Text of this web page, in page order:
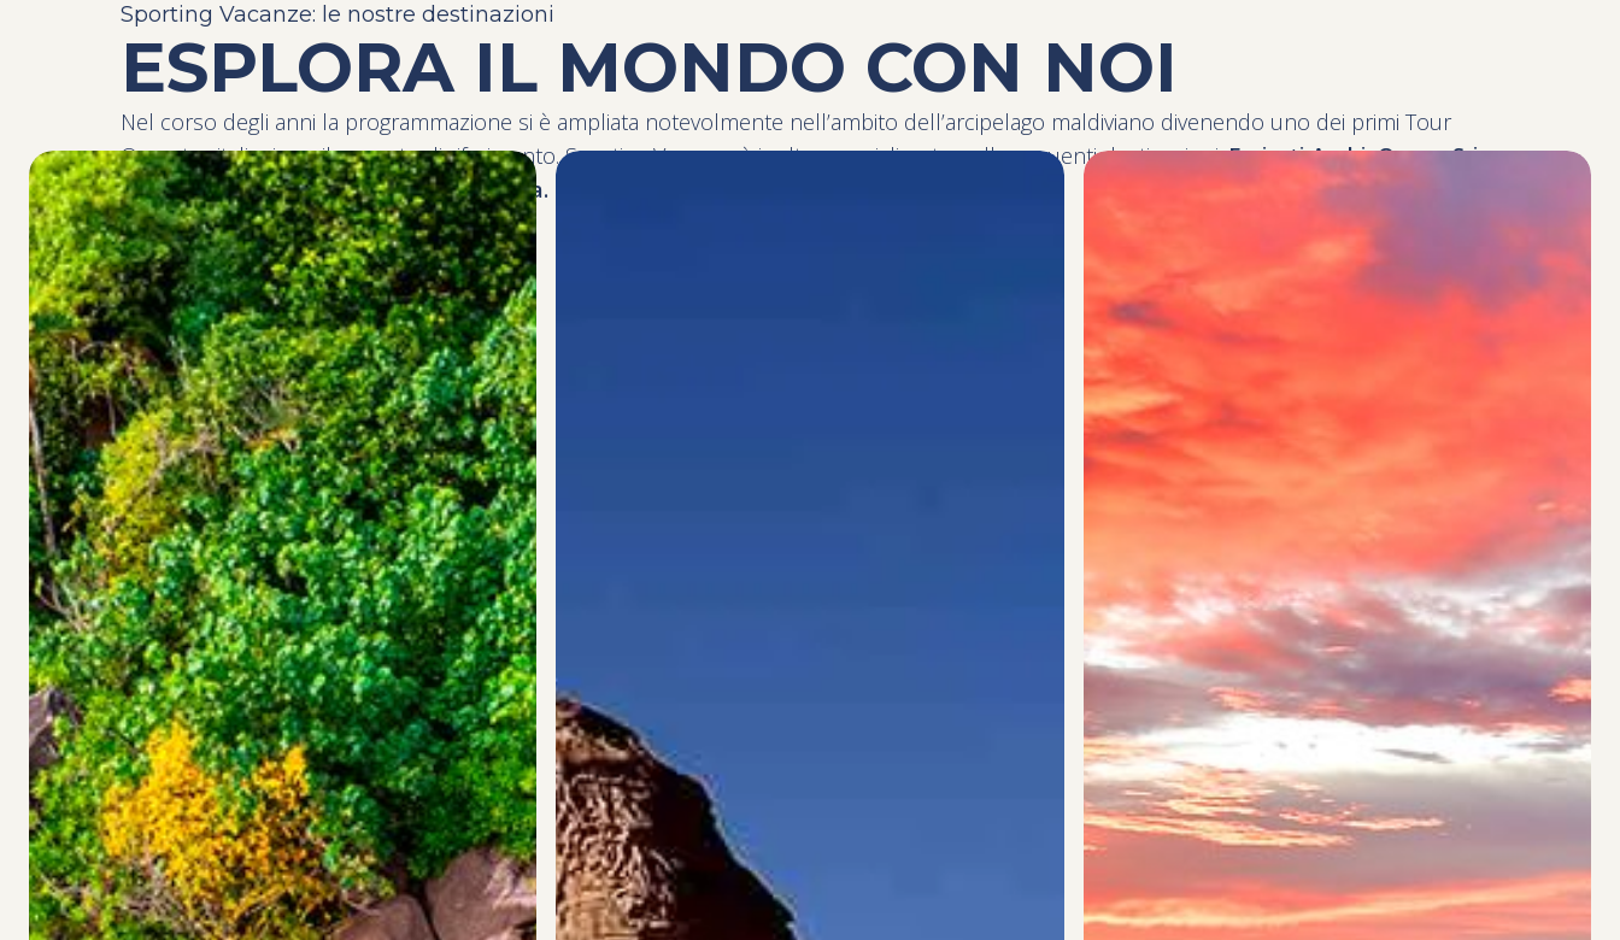
Sporting Vacanze: le nostre destinazioni
ESPLORA IL MONDO CON NOI
Nel corso degli anni la programmazione si è ampliata notevolmente nell’ambito dell’arcipelago maldiviano divenendo uno dei primi Tour
Operator italiani per il mercato di riferimento. Sporting Vacanze è inoltre specializzato nelle seguenti destinazioni:Emirati Arabi,Oman,Sri
Lanka,Mauritius, Arabia SauditaeItalia.